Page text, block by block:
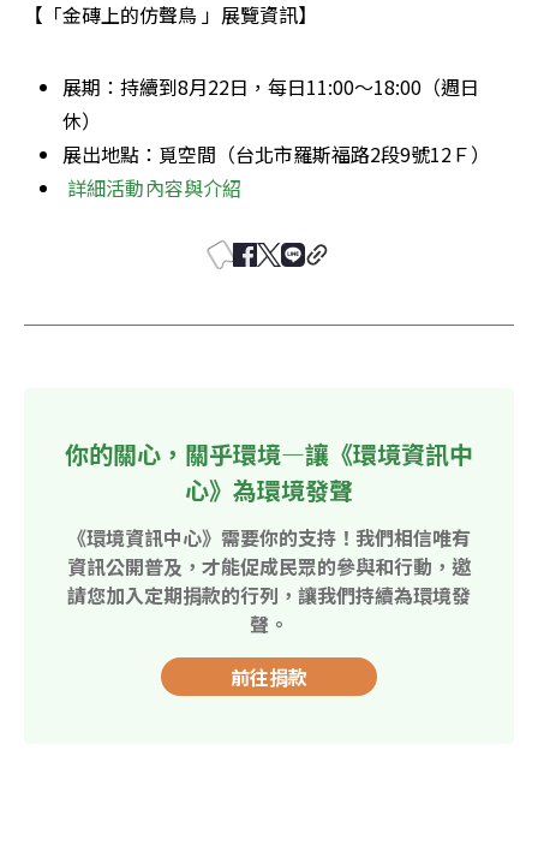
【「金磚上的仿聲鳥 」展覽資訊】
展期：持續到8月22日，每日11:00～18:00（週日
休）
展出地點：覓空間（台北市羅斯福路2段9號12Ｆ）
詳細活動內容與介紹
你的關心，關乎環境—讓《環境資訊中
心》為環境發聲
《環境資訊中心》需要你的支持！我們相信唯有
資訊公開普及，才能促成民眾的參與和行動，邀
請您加入定期捐款的行列，讓我們持續為環境發
聲。
前往捐款